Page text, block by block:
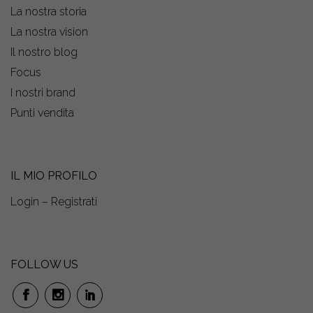
La nostra storia
La nostra vision
Il nostro blog
Focus
I nostri brand
Punti vendita
IL MIO PROFILO
Login – Registrati
FOLLOW US